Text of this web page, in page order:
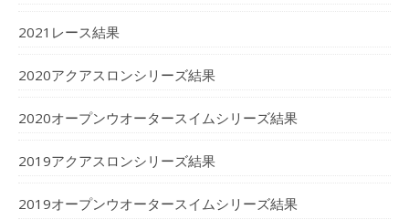
2021レース結果
2020アクアスロンシリーズ結果
2020オープンウオータースイムシリーズ結果
2019アクアスロンシリーズ結果
2019オープンウオータースイムシリーズ結果